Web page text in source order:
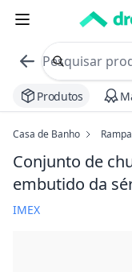
commerce
Procurar
Produtos
Casa de Banho
Conjunto de
embutido da
IMEX